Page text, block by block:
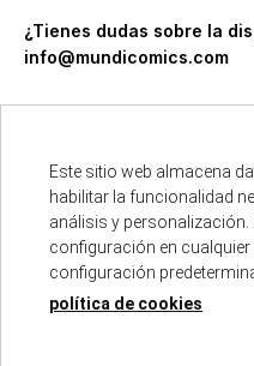
¿Tienes dudas sobre la
info@mundicomics.com
Descripción
Este sitio web almacena
habilitar la funcionalidad
análisis y personalización.
configuración en
configuración
política de cookies